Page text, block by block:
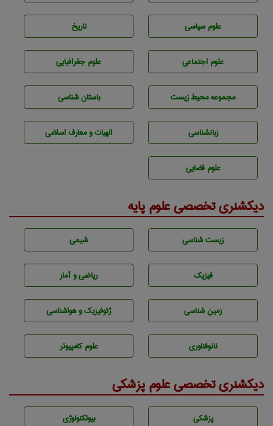
علوم سياسی تاريخ
علوم اجتماعی علوم جغرافيايی
مجموعه محيط زيست باستان شناسی
زبانشناسی الهیات و معارف اسلامی
علوم قضایی
دیکشنری تخصصی علوم پایه
زيست شناسی شيمی
فیزیک ریاضی و آمار
زمين شناسی ژئوفيزيك و هواشناسی
نانوفناوری علوم کامپیوتر
دیکشنری تخصصی علوم پزشکی
پزشكی بيوتكنولوژی